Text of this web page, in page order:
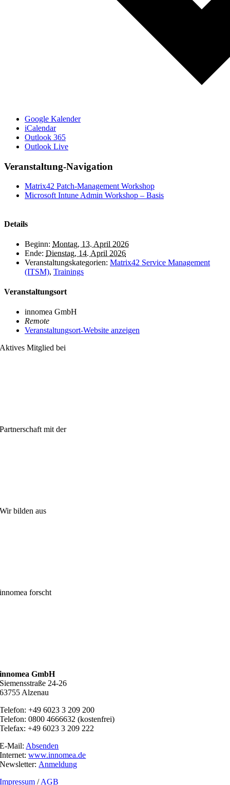
Google Kalender
iCalendar
Outlook 365
Outlook Live
Veranstaltung-Navigation
Matrix42 Patch-Management Workshop
Microsoft Intune Admin Workshop – Basis
Details
Beginn: Montag, 13. April 2026
Ende: Dienstag, 14. April 2026
Veranstaltungskategorien: Matrix42 Service Management
(ITSM), Trainings
Veranstaltungsort
innomea GmbH
Remote
Veranstaltungsort-Website anzeigen
Aktives Mitglied bei
Partnerschaft mit der
Wir bilden aus
innomea forscht
innomea GmbH
Siemensstraße 24-26
63755 Alzenau
Telefon: +49 6023 3 209 200
Telefon: 0800 4666632 (kostenfrei)
Telefax: +49 6023 3 209 222
E-Mail:Absenden
Internet:www.innomea.de
Newsletter:Anmeldung
Impressum /AGB